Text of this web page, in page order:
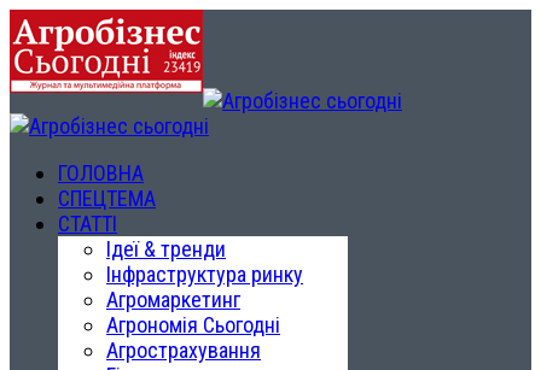
ГОЛОВНА
СПЕЦТЕМА
СТАТТІ
Ідеї & тренди
Інфраструктура ринку
Агромаркетинг
Агрономія Сьогодні
Агрострахування